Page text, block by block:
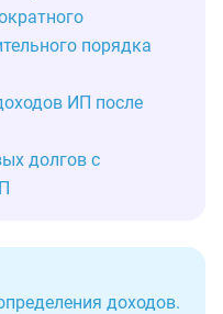
порядка
ИП после
долгов с
доходов.